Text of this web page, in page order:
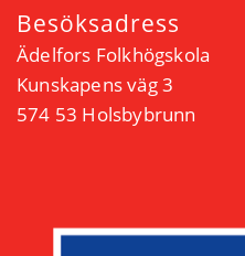
Besöksadress
Ädelfors Folkhögskola
Kunskapens väg 3
574 53 Holsbybrunn